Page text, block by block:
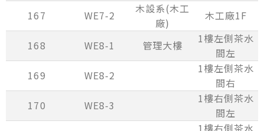
167 WE7-2
木設系(木工
廠)
木工廠1F
168 WE8-1 管理大樓
1樓左側茶水
間左
169
WE8-2
1樓左側茶水
間右
170
WE8-3
1樓右側茶水
間左
1樓右側茶水